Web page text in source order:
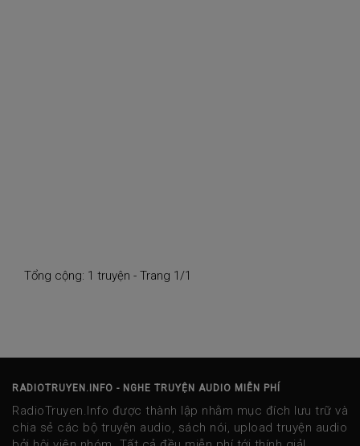
Tổng cộng: 1 truyện - Trang 1/1
RADIOTRUYEN.INFO - NGHE TRUYỆN AUDIO MIỄN PHÍ
RadioTruyen.Info được thành lập nhằm mục đích lưu trữ và
chia sẻ các bộ truyện audio, sách nói, upload truyện audio